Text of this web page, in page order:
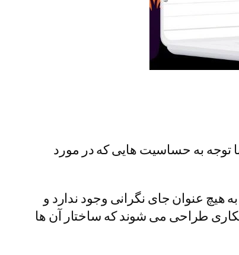
توجه به حساسیت هایی که در مورد
هیچ عنوان جای نگرانی وجود ندارد و
طراحی می شوند که ساختار آن ها